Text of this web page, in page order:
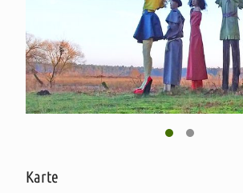
Verantwortlichen die Skulpturen regelmäßig
Die Trienenwiese inklusive das "NORDPFADE-
Höhepunkt des etwa 32 km langen
„Wümmeniederung“. Ein traumhafter Platz,
Wümmeniederung, der zum Entspannen und
"Schnappschüsse" geeignet ist.
Karte